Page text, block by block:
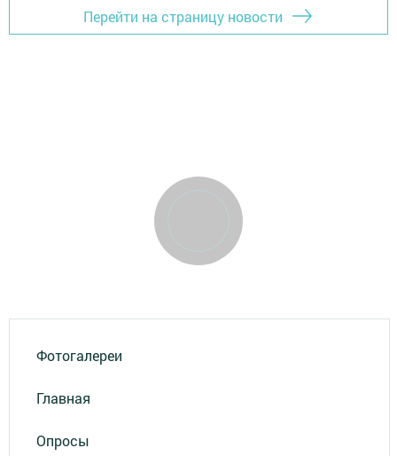
Перейти на страницу новости
Фотогалереи
Главная
Опросы